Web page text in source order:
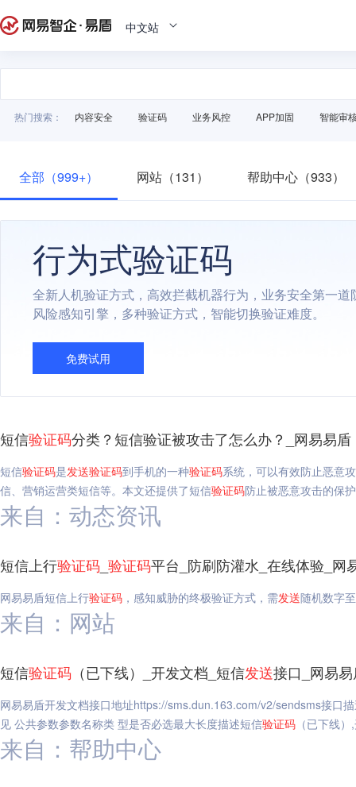
中文站
热门搜索： 内容安全 验证码 业务风控 APP加固 智能审
全部（999+） 网站（131） 帮助中心（933）
行为式验证码
全新人机验证方式，高效拦截机器行为，业务安全第一道
风险感知引擎，多种验证方式，智能切换验证难度。
免费试用
短信验证码分类？短信验证被攻击了怎么办？_网易易盾
短信验证码是发送验证码到手机的一种验证码系统，可以有效防止恶意
信、营销运营类短信等。本文还提供了短信验证码防止被恶意攻击的保
来自：动态资讯
短信上行验证码 验证码平台_防刷防灌水_在线体验_网
网易易盾短信上行验证码 ，感知威胁的终极验证方式，需发送随机数字
来自：网站
短信验证码 （已下线）_开发文档_短信发送接口_网易
网易易盾开发文档接口地址https://sms.dun.163.com/v2/sendsms接口
见 公共参数参数名称类 型是否必选最大长度描述短信验证码 （已下线
来自：帮助中心